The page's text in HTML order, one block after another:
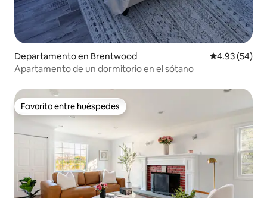
Departamento en Brentwood Calificación
4.93 (54)
Apartamento de un dormitorio en el sótano
Favorito entre huéspedes
Favorito entre huéspedes